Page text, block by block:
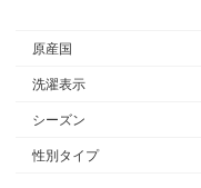
原産国
洗濯表示
シーズン
性別タイプ